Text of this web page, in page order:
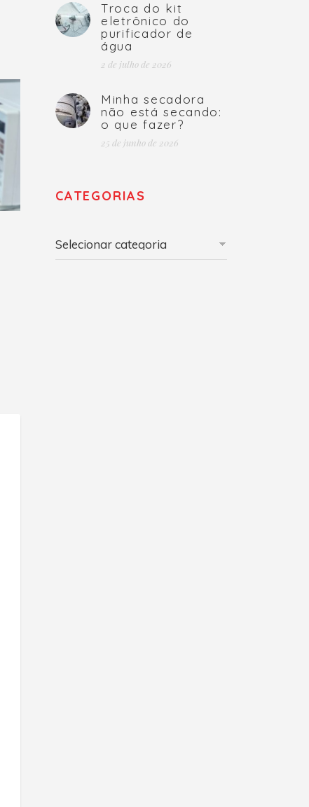
Troca do kit
eletrônico do
purificador de
água
2 de julho de 2026
Minha secadora
não está secando:
o que fazer?
25 de junho de 2026
CATEGORIAS
Categorias